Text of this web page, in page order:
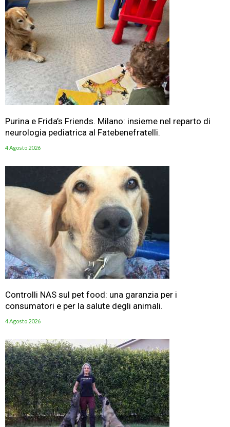
Purina e Frida’s Friends. Milano: insieme nel reparto di
neurologia pediatrica al Fatebenefratelli.
4 Agosto 2026
Controlli NAS sul pet food: una garanzia per i
consumatori e per la salute degli animali.
4 Agosto 2026